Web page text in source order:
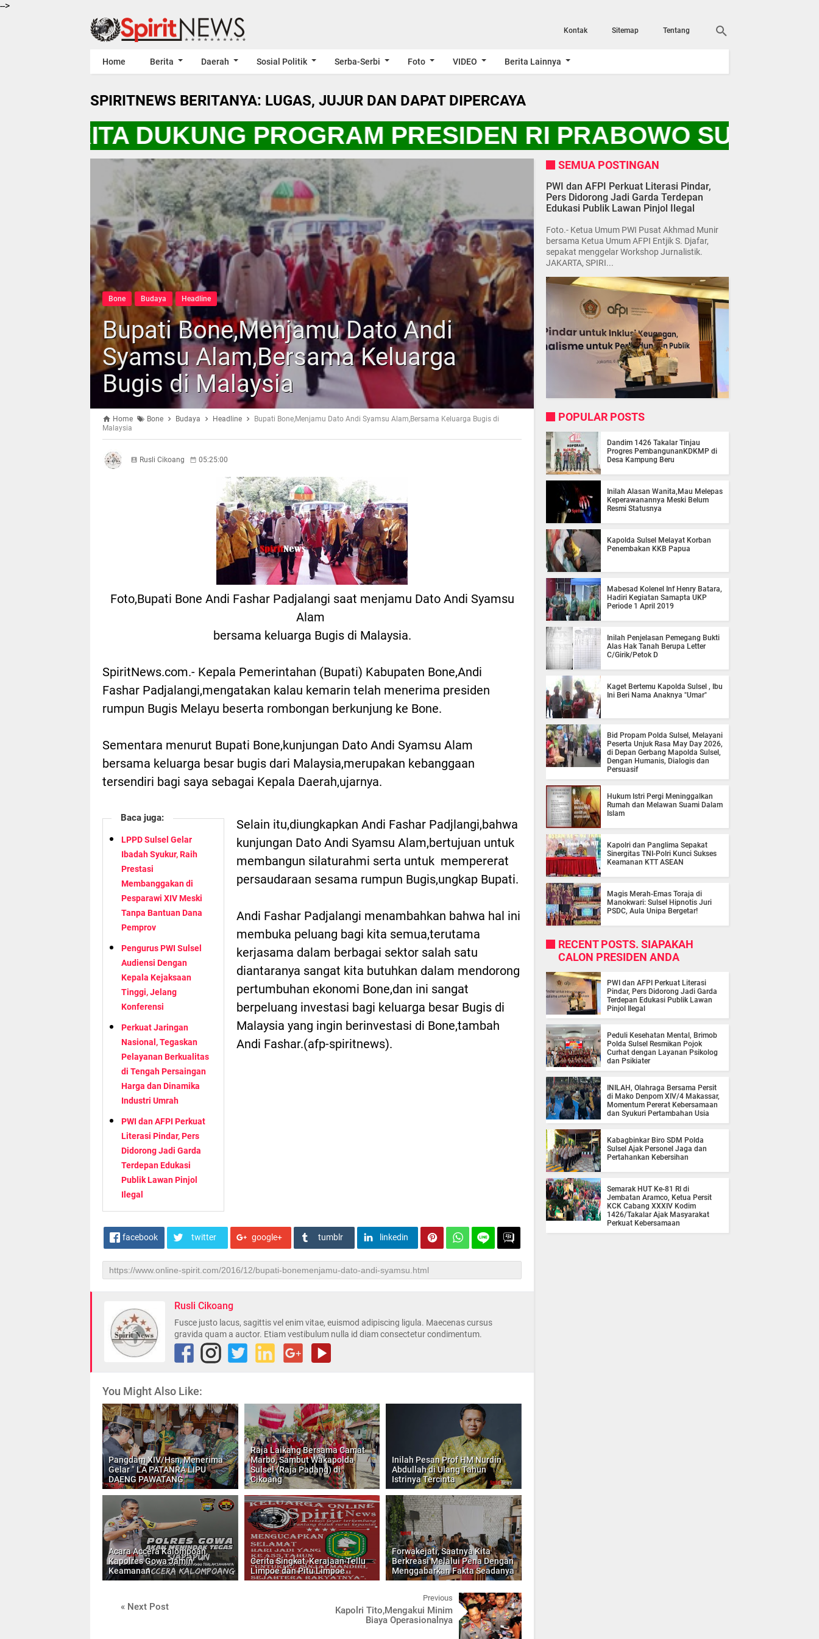
-->
Kontak Sitemap Tentang
Home Berita Daerah Sosial Politik Serba-Serbi Foto VIDEO Berita Lainnya
SPIRITNEWS BERITANYA: LUGAS, JUJUR DAN DAPAT DIPERCAYA
KITA DUKUNG PROGRAM PRESIDEN RI PRABOWO
Bone Budaya Headline
Bupati Bone,Menjamu Dato Andi
Syamsu Alam,Bersama Keluarga
Bugis di Malaysia
Home Bone Budaya Headline
Bupati Bone,Menjamu Dato Andi Syamsu Alam,Bersama Keluarga Bugis di
Malaysia
Rusli Cikoang 05:25:00
Foto,Bupati Bone Andi Fashar Padjalangi saat menjamu Dato Andi Syamsu
Alam
bersama keluarga Bugis di Malaysia.
SpiritNews.com.- Kepala Pemerintahan (Bupati) Kabupaten Bone,Andi
Fashar Padjalangi,mengatakan kalau kemarin telah menerima presiden
rumpun Bugis Melayu beserta rombongan berkunjung ke Bone.
Sementara menurut Bupati Bone,kunjungan Dato Andi Syamsu Alam
bersama keluarga besar bugis dari Malaysia,merupakan kebanggaan
tersendiri bagi saya sebagai Kepala Daerah,ujarnya.
Baca juga:
LPPD Sulsel Gelar
Ibadah Syukur, Raih
Prestasi
Membanggakan di
Pesparawi XIV Meski
Tanpa Bantuan Dana
Pemprov
Pengurus PWI Sulsel
Audiensi Dengan
Kepala Kejaksaan
Tinggi, Jelang
Konferensi
Perkuat Jaringan
Nasional, Tegaskan
Pelayanan Berkualitas
di Tengah Persaingan
Harga dan Dinamika
Industri Umrah
PWI dan AFPI Perkuat
Literasi Pindar, Pers
Didorong Jadi Garda
Terdepan Edukasi
Publik Lawan Pinjol
Ilegal
Selain itu,diungkapkan Andi Fashar Padjlangi,bahwa
kunjungan Dato Andi Syamsu Alam,bertujuan untuk
membangun silaturahmi serta untuk mempererat
persaudaraan sesama rumpun Bugis,ungkap Bupati.
Andi Fashar Padjalangi menambahkan bahwa hal ini
membuka peluang bagi kita semua,terutama
kerjasama dalam berbagai sektor salah satu
diantaranya sangat kita butuhkan dalam mendorong
pertumbuhan ekonomi Bone,dan ini sangat
berpeluang investasi bagi keluarga besar Bugis di
Malaysia yang ingin berinvestasi di Bone,tambah
Andi Fashar.(afp-spiritnews).
facebook twitter google+ tumblr linkedin
Rusli Cikoang
Fusce justo lacus, sagittis vel enim vitae, euismod adipiscing ligula. Maecenas cursus
gravida quam a auctor. Etiam vestibulum nulla id diam consectetur condimentum.
You Might Also Like:
Pangdam XIV/Hsn, Menerima
Gelar " LA PATANRA LIPU
DAENG PAWATANG "
Raja Laikang Bersama Camat
Marbo, Sambut Wakapolda
Sulsel (Raja Padang) di
Cikoang
Inilah Pesan Prof HM Nurdin
Abdullah di Ulang Tahun
Istrinya Tercinta
Acara Accera Kalompoan,
Kapolres Gowa Jamin
Keamanan
Cerita Singkat, Kerajaan Tellu
Limpoe dan Pitu Limpoe
Forwakejati, Saatnya Kita
Berkreasi Melalui Pena Dengan
Menggabarkan Fakta Seadanya
« Next Post
Previous
Kapolri Tito,Mengakui Minim
Biaya Operasionalnya
SEMUA POSTINGAN
PWI dan AFPI Perkuat Literasi Pindar,
Pers Didorong Jadi Garda Terdepan
Edukasi Publik Lawan Pinjol Ilegal
Foto.- Ketua Umum PWI Pusat Akhmad Munir
bersama Ketua Umum AFPI Entjik S. Djafar,
sepakat menggelar Workshop Jurnalistik.
JAKARTA, SPIRI...
POPULAR POSTS
Dandim 1426 Takalar Tinjau
Progres PembangunanKDKMP di
Desa Kampung Beru
Inilah Alasan Wanita,Mau Melepas
Keperawanannya Meski Belum
Resmi Statusnya
Kapolda Sulsel Melayat Korban
Penembakan KKB Papua
Mabesad Kolenel Inf Henry Batara,
Hadiri Kegiatan Samapta UKP
Periode 1 April 2019
Inilah Penjelasan Pemegang Bukti
Alas Hak Tanah Berupa Letter
C/Girik/Petok D
Kaget Bertemu Kapolda Sulsel , Ibu
Ini Beri Nama Anaknya "Umar"
Bid Propam Polda Sulsel, Melayani
Peserta Unjuk Rasa May Day 2026,
di Depan Gerbang Mapolda Sulsel,
Dengan Humanis, Dialogis dan
Persuasif
Hukum Istri Pergi Meninggalkan
Rumah dan Melawan Suami Dalam
Islam
Kapolri dan Panglima Sepakat
Sinergitas TNI-Polri Kunci Sukses
Keamanan KTT ASEAN
Magis Merah-Emas Toraja di
Manokwari: Sulsel Hipnotis Juri
PSDC, Aula Unipa Bergetar!
RECENT POSTS. SIAPAKAH
CALON PRESIDEN ANDA
PWI dan AFPI Perkuat Literasi
Pindar, Pers Didorong Jadi Garda
Terdepan Edukasi Publik Lawan
Pinjol Ilegal
Peduli Kesehatan Mental, Brimob
Polda Sulsel Resmikan Pojok
Curhat dengan Layanan Psikolog
dan Psikiater
INILAH, Olahraga Bersama Persit
di Mako Denpom XIV/4 Makassar,
Momentum Pererat Kebersamaan
dan Syukuri Pertambahan Usia
Kabagbinkar Biro SDM Polda
Sulsel Ajak Personel Jaga dan
Pertahankan Kebersihan
Semarak HUT Ke-81 RI di
Jembatan Aramco, Ketua Persit
KCK Cabang XXXIV Kodim
1426/Takalar Ajak Masyarakat
Perkuat Kebersamaan